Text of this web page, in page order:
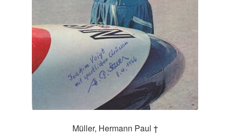
Müller, Hermann Paul †